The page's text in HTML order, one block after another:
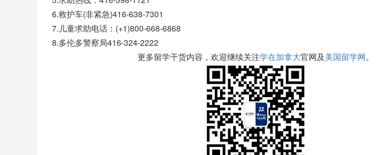
6.救护车(非紧急)416-638-7301
7.儿童求助电话：(+1)800-668-6868
8.多伦多警察局416-324-2222
更多留学干货内容，欢迎继续关注学在加拿大官网及美国留学网。